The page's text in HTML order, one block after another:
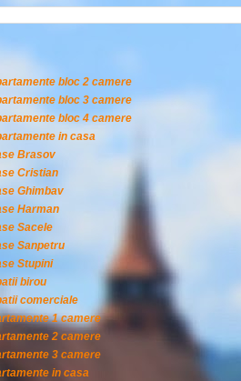
bloc 2 camere
bloc 3 camere
bloc 4 camere
in casa
Brasov
Cristian
Ghimbav
Harman
Sacele
Sanpetru
Stupini
birou
comerciale
1 camere
2 camere
3 camere
in casa